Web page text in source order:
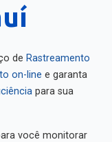
de Rastreamento
on-line e garanta
para sua
você monitorar